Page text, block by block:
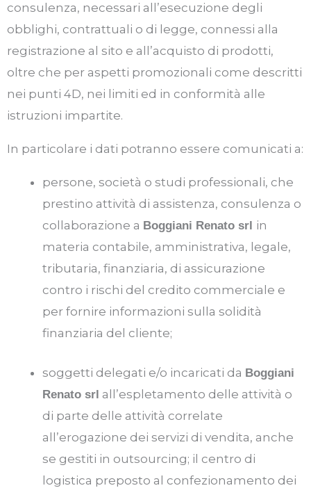
consulenza, necessari all’esecuzione degli
obblighi, contrattuali o di legge, connessi alla
registrazione al sito e all’acquisto di prodotti,
oltre che per aspetti promozionali come descritti
nei punti 4D, nei limiti ed in conformità alle
istruzioni impartite.
In particolare i dati potranno essere comunicati a:
persone, società o studi professionali, che
prestino attività di assistenza, consulenza o
collaborazione a Boggiani Renato srl in
materia contabile, amministrativa, legale,
tributaria, finanziaria, di assicurazione
contro i rischi del credito commerciale e
per fornire informazioni sulla solidità
finanziaria del cliente;
soggetti delegati e/o incaricati da Boggiani
Renato srl all’espletamento delle attività o
di parte delle attività correlate
all’erogazione dei servizi di vendita, anche
se gestiti in outsourcing; il centro di
logistica preposto al confezionamento dei